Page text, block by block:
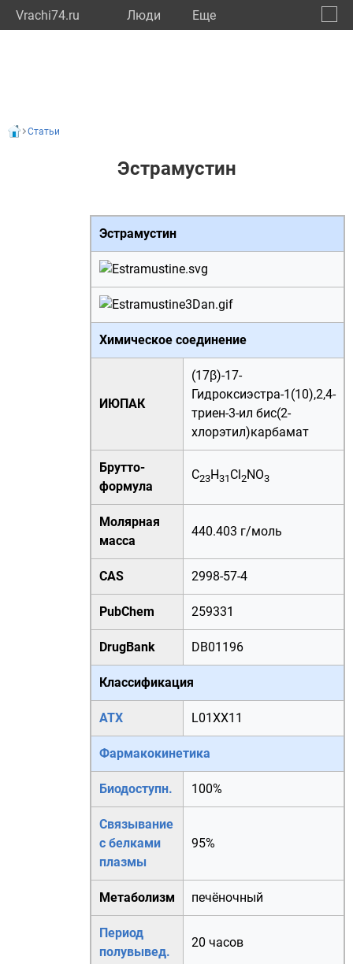
Vrachi74.ru Люди Eще
Статьи
Эстрамустин
Эстрамустин
Химическое соединение
ИЮПАК
(17β)-17-
Гидроксиэстра-1(10),2,4-
триен-3-ил бис(2-
хлорэтил)карбамат
Брутто-
формула
C23H31 Cl2NO3
Молярная
масса
440.403 г/моль
CAS 2998-57-4
PubChem 259331
DrugBank DB01196
Классификация
АТХ L01XX11
Фармакокинетика
Биодоступн. 100%
Связывание
с белками
плазмы
95%
Метаболизм печёночный
Период
полувывед.
20 часов